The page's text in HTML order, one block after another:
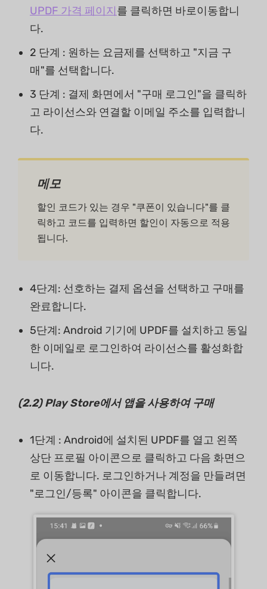
UPDF 가격 페이지를 클릭하면 바로이동합니
다.
2 단계 : 원하는 요금제를 선택하고 "지금 구
매"를 선택합니다.
3 단계 : 결제 화면에서 "구매 로그인"을 클릭하
고 라이선스와 연결할 이메일 주소를 입력합니
다.
메모
할인 코드가 있는 경우 "쿠폰이 있습니다"를 클
릭하고 코드를 입력하면 할인이 자동으로 적용
됩니다.
4단계: 선호하는 결제 옵션을 선택하고 구매를
완료합니다.
5단계: Android 기기에 UPDF를 설치하고 동일
한 이메일로 로그인하여 라이선스를 활성화합
니다.
(2.2) Play Store에서 앱을 사용하여 구매
1단계 : Android에 설치된 UPDF를 열고 왼쪽
상단 프로필 아이콘으로 클릭하고 다음 화면으
로 이동합니다. 로그인하거나 계정을 만들려면
"로그인/등록" 아이콘을 클릭합니다.